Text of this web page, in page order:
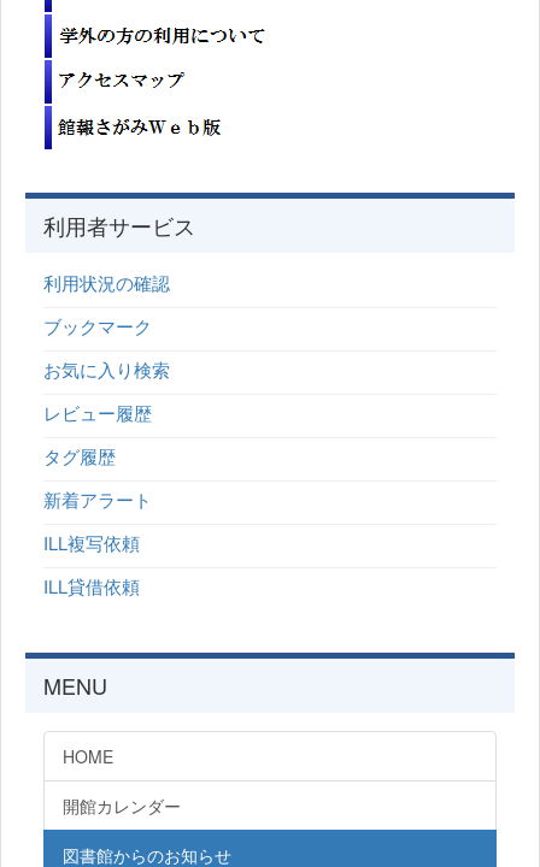
利用者サービス
利用状況の確認
ブックマーク
お気に入り検索
レビュー履歴
タグ履歴
新着アラート
ILL複写依頼
ILL貸借依頼
MENU
HOME
開館カレンダー
図書館からのお知らせ